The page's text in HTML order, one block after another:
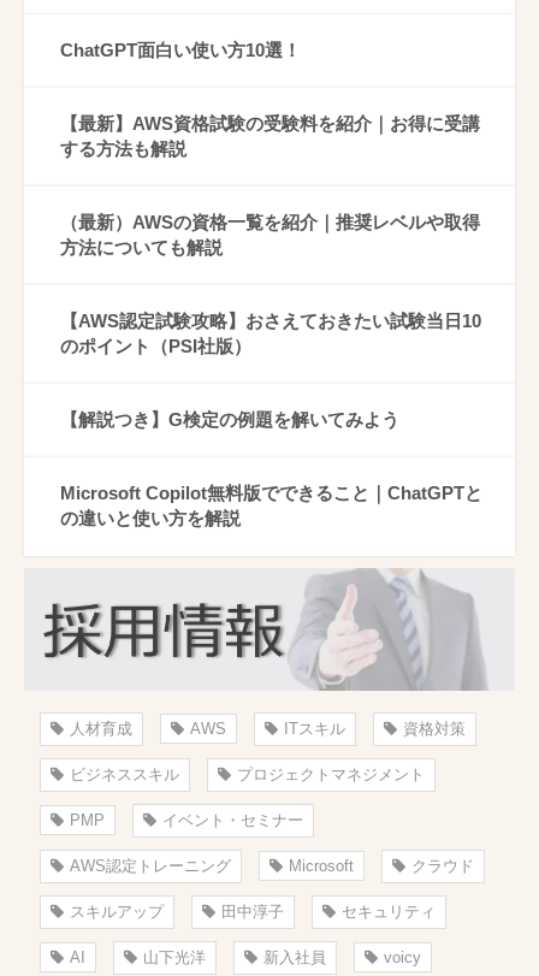
ChatGPT面白い使い方10選！
【最新】AWS資格試験の受験料を紹介｜お得に受講
する方法も解説
（最新）AWSの資格一覧を紹介｜推奨レベルや取得
方法についても解説
【AWS認定試験攻略】おさえておきたい試験当日10
のポイント（PSI社版）
【解説つき】G検定の例題を解いてみよう
Microsoft Copilot無料版でできること｜ChatGPTと
の違いと使い方を解説
人材育成 AWS ITスキル 資格対策
ビジネススキル プロジェクトマネジメント
PMP イベント・セミナー
AWS認定トレーニング Microsoft クラウド
スキルアップ 田中淳子 セキュリティ
AI 山下光洋 新入社員 voicy